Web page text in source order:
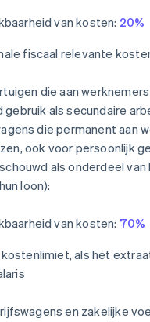
van kosten: 20%
fiscaal relevante
die aan
gebruik als secundaire
die permanent aan
ook voor persoonlijk
als onderdeel van
loon):
van kosten: 70%
kostenlimiet, als het
en zakelijke